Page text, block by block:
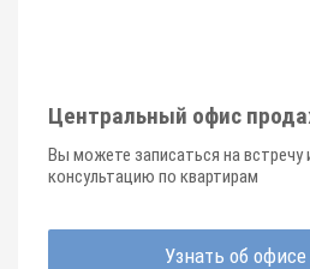
Центральный офис
Вы можете записаться на встречу
консультацию по квартирам
Узнать об